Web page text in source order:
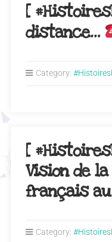
[
distance…
Category:
[
Vision de
français au
Category: